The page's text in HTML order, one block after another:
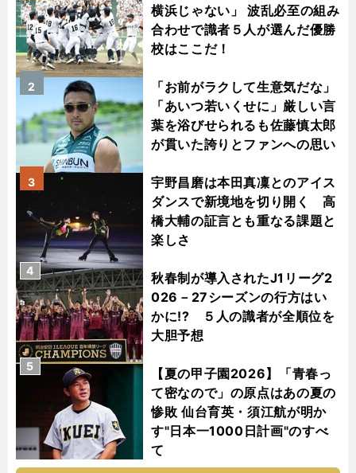
横浜じゃない」 波乱必至の組み
合わせで識者５人が選んだ優勝
校はここだ！
「お前がラクして生意気だな」
「あいつ若いくせに」厳しい言
葉を浴びせられるも佐藤慎太郎
が貫いた誇りとファンへの思い
2
宇野昌磨は本田真凜とのアイス
ダンスで新境地を切り開く 高
橋大輔の証言とも重なる課題と
楽しさ
3
秋春制が導入されたJ1リーグ2
026－27シーズンの行方はい
かに!? ５人の識者が全順位を
大胆予想
4
【夏の甲子園2026】「青春っ
て密なので」の原点はあの夏の
惨敗 仙台育英・須江航が明か
す"日本一1000日計画"のすべ
て
5